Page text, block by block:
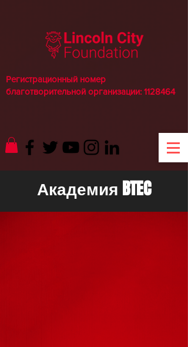
Регистрационный номер
благотворительной организации: 1128464
Академия BTEC